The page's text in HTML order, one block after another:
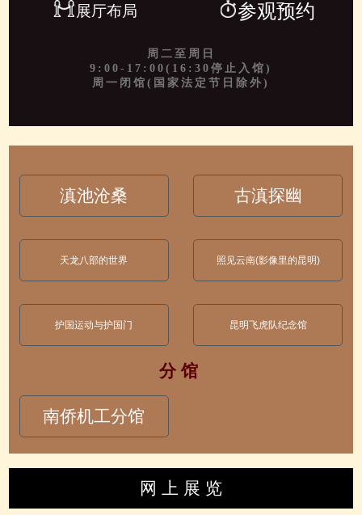
展厅布局 参观预约
周二至周日
9:00-17:00(16:30停止入馆)
周一闭馆(国家法定节日除外)
滇池沧桑 古滇探幽
天龙八部的世界 照见云南(影像里的昆明)
护国运动与护国门 昆明飞虎队纪念馆
分 馆
南侨机工分馆
网 上 展 览